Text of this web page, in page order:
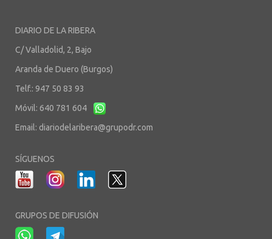
DIARIO DE LA RIBERA
C/ Valladolid, 2, Bajo
Aranda de Duero (Burgos)
Telf.: 947 50 83 93
Móvil: 640 781 604
Email: diariodelaribera@grupodr.com
SÍGUENOS
GRUPOS DE DIFUSIÓN